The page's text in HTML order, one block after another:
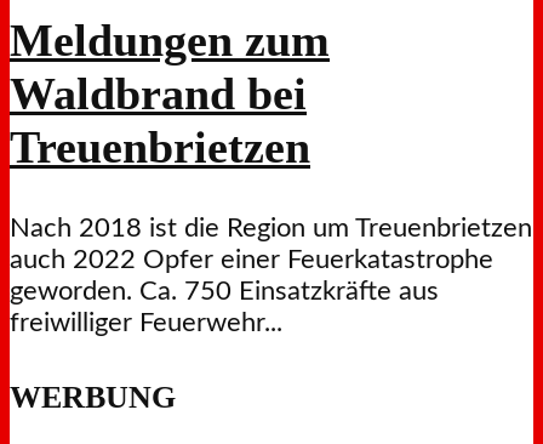
Meldungen zum
Waldbrand bei
Treuenbrietzen
Nach 2018 ist die Region um Treuenbrietzen
auch 2022 Opfer einer Feuerkatastrophe
geworden. Ca. 750 Einsatzkräfte aus
freiwilliger Feuerwehr...
WERBUNG